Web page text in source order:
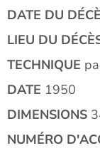
DATE DU
LIEU DU
TECHNIQUE
DATE 1950
DIMENSIONS
NUMÉRO